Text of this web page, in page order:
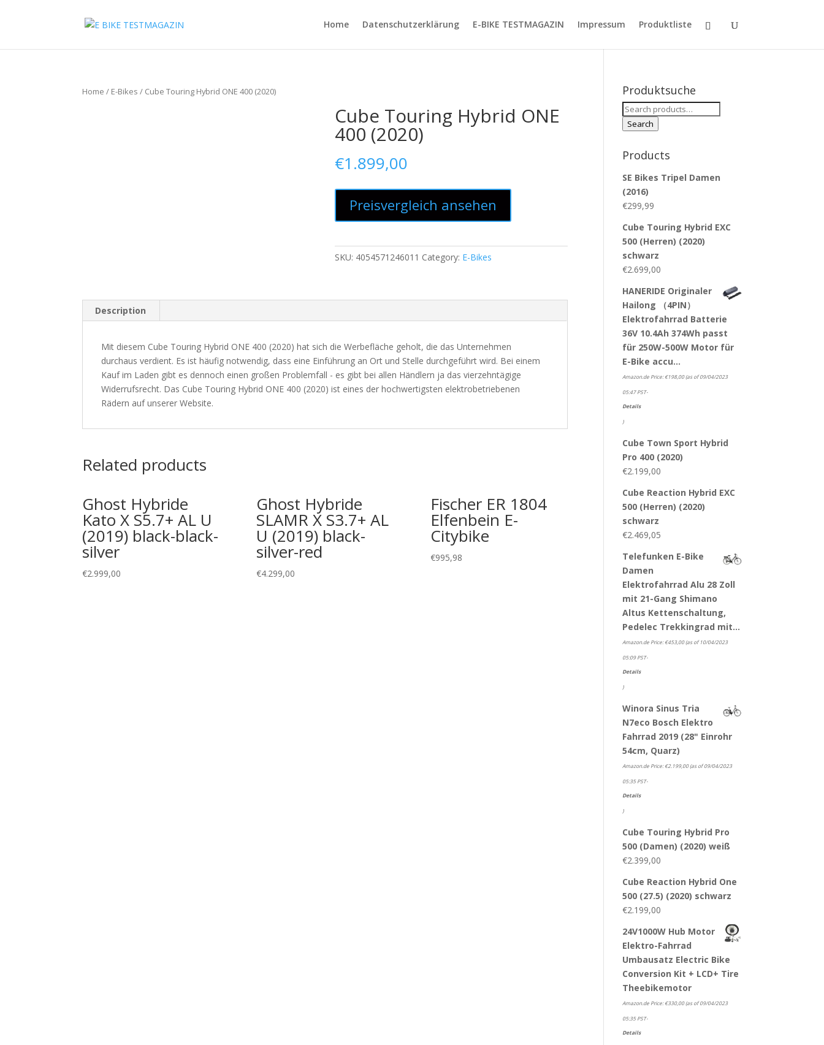
Home Datenschutzerklärung E-BIKE TESTMAGAZIN Impressum Produktliste
Home / E-Bikes / Cube Touring Hybrid ONE 400 (2020)
Cube Touring Hybrid ONE
400 (2020)
€1.899,00
Preisvergleich ansehen
SKU: 4054571246011 Category: E-Bikes
Description
Mit diesem Cube Touring Hybrid ONE 400 (2020) hat sich die Werbefläche geholt, die das Unternehmen
durchaus verdient. Es ist häufig notwendig, dass eine Einführung an Ort und Stelle durchgeführt wird. Bei einem
Kauf im Laden gibt es dennoch einen großen Problemfall - es gibt bei allen Händlern ja das vierzehntägige
Widerrufsrecht. Das Cube Touring Hybrid ONE 400 (2020) ist eines der hochwertigsten elektrobetriebenen
Rädern auf unserer Website.
Related products
Ghost Hybride
Kato X S5.7+ AL U
(2019) black-black-
silver
€2.999,00
Ghost Hybride
SLAMR X S3.7+ AL
U (2019) black-
silver-red
€4.299,00
Fischer ER 1804
Elfenbein E-
Citybike
€995,98
Produktsuche
Search
for:
Search
Products
SE Bikes Tripel Damen
(2016)
€299,99
Cube Touring Hybrid EXC
500 (Herren) (2020)
schwarz
€2.699,00
HANERIDE Originaler
Hailong （4PIN）
Elektrofahrrad Batterie
36V 10.4Ah 374Wh passt
für 250W-500W Motor für
E-Bike accu…
Amazon.de Price:€198,00(as of 09/04/2023
05:47 PST-
Details
)
Cube Town Sport Hybrid
Pro 400 (2020)
€2.199,00
Cube Reaction Hybrid EXC
500 (Herren) (2020)
schwarz
€2.469,05
Telefunken E-Bike
Damen
Elektrofahrrad Alu 28 Zoll
mit 21-Gang Shimano
Altus Kettenschaltung,
Pedelec Trekkingrad mit…
Amazon.de Price:€453,00(as of 10/04/2023
05:09 PST-
Details
)
Winora Sinus Tria
N7eco Bosch Elektro
Fahrrad 2019 (28" Einrohr
54cm, Quarz)
Amazon.de Price:€2.199,00(as of 09/04/2023
05:35 PST-
Details
)
Cube Touring Hybrid Pro
500 (Damen) (2020) weiß
€2.399,00
Cube Reaction Hybrid One
500 (27.5) (2020) schwarz
€2.199,00
24V1000W Hub Motor
Elektro-Fahrrad
Umbausatz Electric Bike
Conversion Kit + LCD+ Tire
Theebikemotor
Amazon.de Price:€330,00(as of 09/04/2023
05:35 PST-
Details